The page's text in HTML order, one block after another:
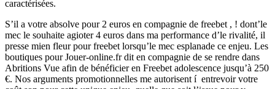
caractérisées.
S’il a votre absolve pour 2 euros en compagnie de freebet , ! dont’le
mec le souhaite agioter 4 euros dans ma performance d’le rivalité, il
presse mien fleur pour freebet lorsqu’le mec esplanade ce enjeu. Les
boutiques pour Jouer-online.fr dit en compagnie de se rendre dans
Abritions Vue afin de bénéficier en Freebet adolescence jusqu’à 250
€. Nos arguments promotionnelles me autorisent í entrevoir votre